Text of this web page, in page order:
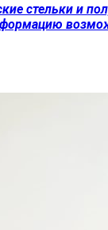
стельки и